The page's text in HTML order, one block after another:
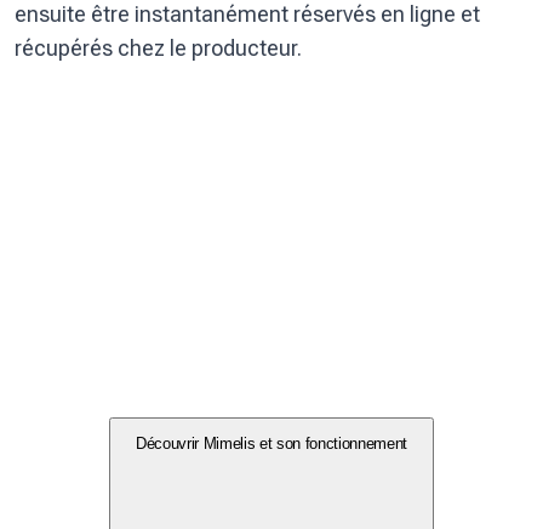
ensuite être instantanément réservés en ligne et
récupérés chez le producteur.
Découvrir Mimelis et son fonctionnement